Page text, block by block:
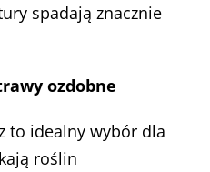
spadają znacznie
ozdobne
to idealny wybór dla
roślin